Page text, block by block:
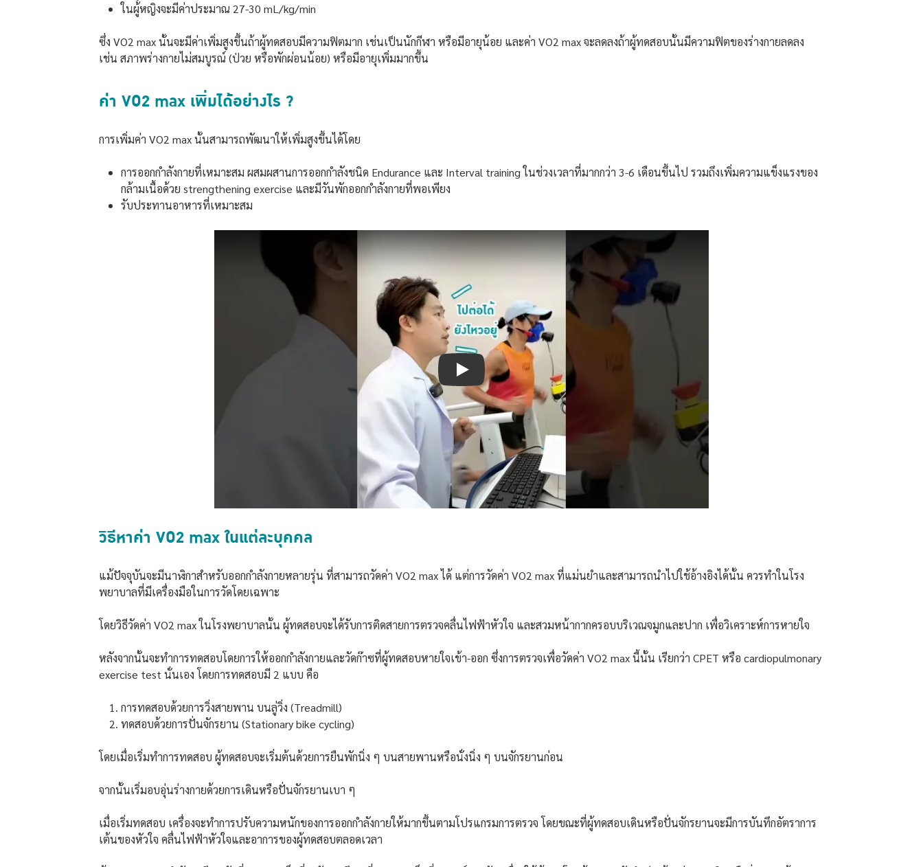
ในผู้หญิงจะมีค่าประมาณ 27-30 mL/kg/min
ซึ่ง VO2 max นั้นจะมีค่าเพิ่มสูงขึ้นถ้าผู้ทดสอบมีความฟิตมาก เช่นเป็นนักกีฬา หรือมีอายุน้อย และค่า VO2 max จะลดลงถ้าผู้ทดสอบนั้นมีความฟิตของร่างกายลดลง
เช่น สภาพร่างกายไม่สมบูรณ์ (ป่วย หรือพักผ่อนน้อย) หรือมีอายุเพิ่มมากขึ้น
ค่า VO2 max เพิ่มได้อย่างไร ?
การเพิ่มค่า VO2 max นั้นสามารถพัฒนาให้เพิ่มสูงขึ้นได้โดย
การออกกำลังกายที่เหมาะสม ผสมผสานการออกกำลังชนิด Endurance และ Interval training ในช่วงเวลาที่มากกว่า 3-6 เดือนขึ้นไป รวมถึงเพิ่มความแข็งแรงของ
กล้ามเนื้อด้วย strengthening exercise และมีวันพักออกกำลังกายที่พอเพียง
รับประทานอาหารที่เหมาะสม
Play
วิธีหาค่า VO2 max ในแต่ละบุคคล
แม้ปัจจุบันจะมีนาฬิกาสำหรับออกกำลังกายหลายรุ่น ที่สามารถวัดค่า VO2 max ได้ แต่การวัดค่า VO2 max ที่แม่นยำและสามารถนำไปใช้อ้างอิงได้นั้น ควรทำในโรง
พยาบาลที่มีเครื่องมือในการวัดโดยเฉพาะ
โดยวิธีวัดค่า VO2 max ในโรงพยาบาลนั้น ผู้ทดสอบจะได้รับการติดสายการตรวจคลื่นไฟฟ้าหัวใจ และสวมหน้ากากครอบบริเวณจมูกและปาก เพื่อวิเคราะห์การหายใจ
หลังจากนั้นจะทำการทดสอบโดยการให้ออกกำลังกายและวัดก๊าซที่ผู้ทดสอบหายใจเข้า-ออก ซึ่งการตรวจเพื่อวัดค่า VO2 max นี้นั้น เรียกว่า CPET หรือ cardiopulmonary
exercise test นั่นเอง โดยการทดสอบมี 2 แบบ คือ
การทดสอบด้วยการวิ่งสายพาน บนลู่วิ่ง (Treadmill)
ทดสอบด้วยการปั่นจักรยาน (Stationary bike cycling)
โดยเมื่อเริ่มทำการทดสอบ ผู้ทดสอบจะเริ่มต้นด้วยการยืนพักนิ่ง ๆ บนสายพานหรือนั่งนิ่ง ๆ บนจักรยานก่อน
จากนั้นเริ่มอบอุ่นร่างกายด้วยการเดินหรือปั่นจักรยานเบา ๆ
เมื่อเริ่มทดสอบ เครื่องจะทำการปรับความหนักของการออกกำลังกายให้มากขึ้นตามโปรแกรมการตรวจ โดยขณะที่ผู้ทดสอบเดินหรือปั่นจักรยานจะมีการบันทึกอัตราการ
เต้นของหัวใจ คลื่นไฟฟ้าหัวใจและอาการของผู้ทดสอบตลอดเวลา